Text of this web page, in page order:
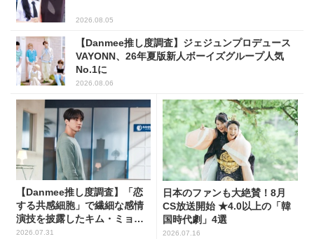
2026.08.05
【Danmee推し度調査】ジェジュンプロデュース
VAYONN、26年夏版新人ボーイズグループ人気
No.1に
2026.08.06
【Danmee推し度調査】「恋
する共感細胞」で繊細な感情
演技を披露したキム・ミョン
スが1位！
2026.07.31
日本のファンも大絶賛！8月
CS放送開始 ★4.0以上の「韓
国時代劇」4選
2026.07.16